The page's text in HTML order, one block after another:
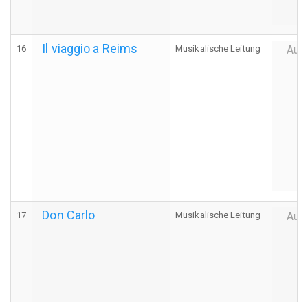
16 Il viaggio a Reims Musikalische Leitung
17 Don Carlo Musikalische Leitung